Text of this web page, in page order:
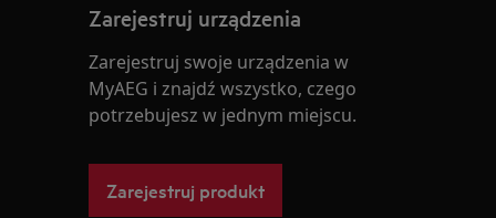
Zarejestruj urządzenia
Zarejestruj swoje urządzenia w
MyAEG i znajdź wszystko, czego
potrzebujesz w jednym miejscu.
Zarejestruj produkt